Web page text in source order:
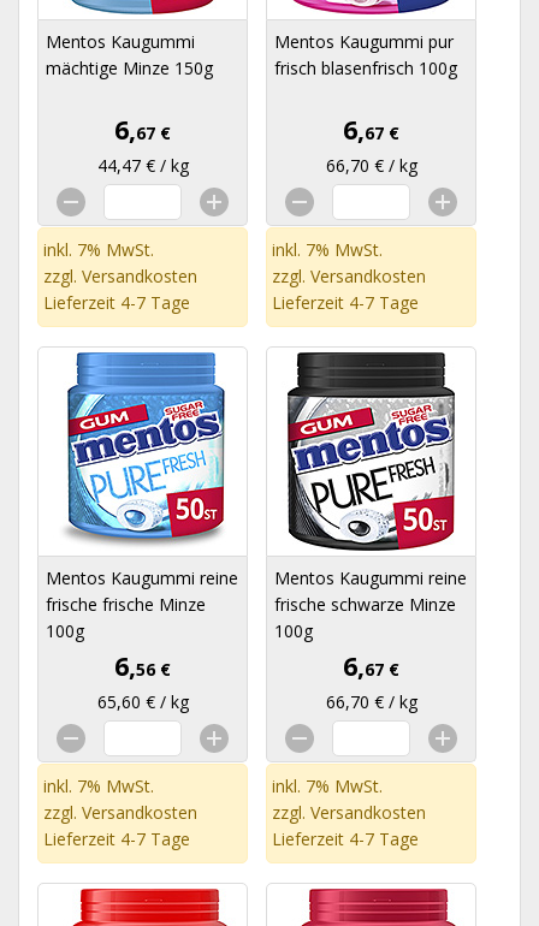
Mentos Kaugummi
mächtige Minze 150g
6,67 €
44,47 € / kg
inkl. 7% MwSt.
zzgl. Versandkosten
Lieferzeit 4-7 Tage
Mentos Kaugummi pur
frisch blasenfrisch 100g
6,67 €
66,70 € / kg
inkl. 7% MwSt.
zzgl. Versandkosten
Lieferzeit 4-7 Tage
Mentos Kaugummi reine
frische frische Minze
100g
6,56 €
65,60 € / kg
inkl. 7% MwSt.
zzgl. Versandkosten
Lieferzeit 4-7 Tage
Mentos Kaugummi reine
frische schwarze Minze
100g
6,67 €
66,70 € / kg
inkl. 7% MwSt.
zzgl. Versandkosten
Lieferzeit 4-7 Tage